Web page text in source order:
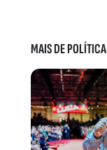
MAIS DE POLÍTICA